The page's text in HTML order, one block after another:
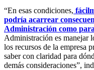
“En esas condiciones,
podría acarrear
Administración como
Administración es manejar
los recursos de la empresa
saber con claridad para
demás consideraciones”,